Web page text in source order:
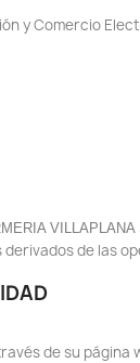
y Comercio
VILLAPLANA
de las
de su